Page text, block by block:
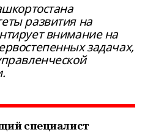
развития на
внимание на
задачах,
специалист